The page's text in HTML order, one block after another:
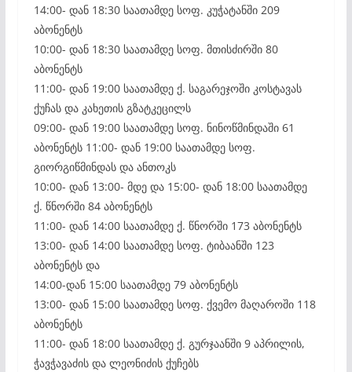
14:00- დან 18:30 საათამდე სოფ. კუჭატანში 209
აბონენტს
10:00- დან 18:30 საათამდე სოფ. მთისძირში 80
აბონენტს
11:00- დან 19:00 საათამდე ქ. საგარეჯოში კოსტავას
ქუჩას და კახეთის გზატკეცილს
09:00- დან 19:00 საათამდე სოფ. ნინოწმინდაში 61
აბონენტს 11:00- დან 19:00 საათამდე სოფ.
გიორგიწმინდას და ანთოკს
10:00- დან 13:00- მდე და 15:00- დან 18:00 საათამდე
ქ. წნორში 84 აბონენტს
11:00- დან 14:00 საათამდე ქ. წნორში 173 აბონენტს
13:00- დან 14:00 საათამდე სოფ. ტიბაანში 123
აბონენტს და
14:00-დან 15:00 საათამდე 79 აბონენტს
13:00- დან 15:00 საათამდე სოფ. ქვემო მაღაროში 118
აბონენტს
11:00- დან 18:00 საათამდე ქ. გურჯაანში 9 აპრილის,
ჭავჭავაძის და ლეონიძის ქუჩებს